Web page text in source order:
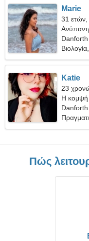
Marie
31
Katie
23
Η κομψή
Πώς